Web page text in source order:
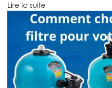
Lire la suite